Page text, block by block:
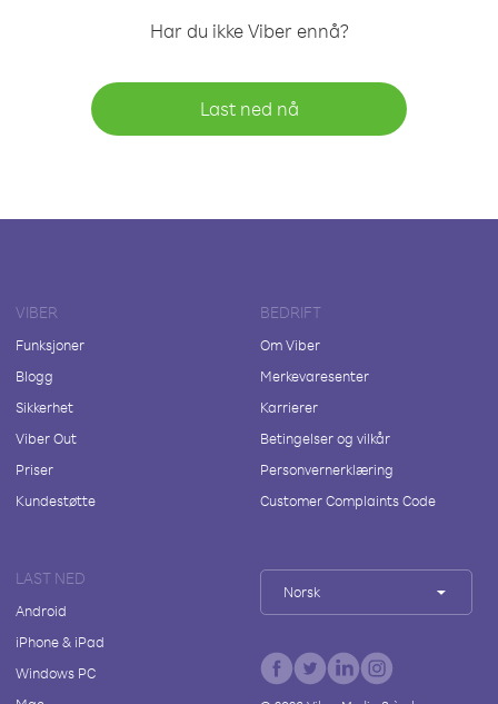
Har du ikke Viber ennå?
Last ned nå
VIBER
Funksjoner
Blogg
Sikkerhet
Viber Out
Priser
Kundestøtte
BEDRIFT
Om Viber
Merkevaresenter
Karrierer
Betingelser og vilkår
Personvernerklæring
Customer Complaints Code
LAST NED
Android
iPhone & iPad
Windows PC
Norsk